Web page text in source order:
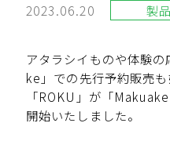
2023.06.20 製
アタラシイものや体験
ke」での先行予約販売
「ROKU」が「
開始いたしました。